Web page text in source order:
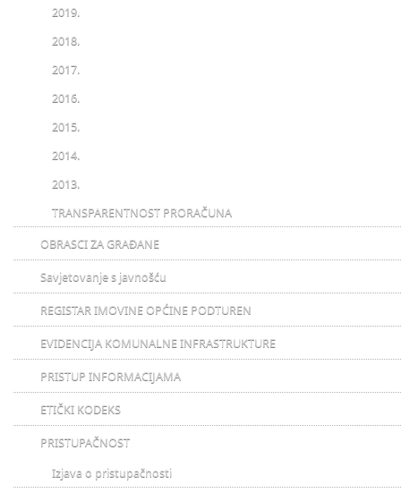
2019.
2018.
2017.
2016.
2015.
2014.
2013.
TRANSPARENTNOST PRORAČUNA
OBRASCI ZA GRAĐANE
Savjetovanje s javnošću
REGISTAR IMOVINE OPĆINE PODTUREN
EVIDENCIJA KOMUNALNE INFRASTRUKTURE
PRISTUP INFORMACIJAMA
ETIČKI KODEKS
PRISTUPAČNOST
Izjava o pristupačnosti